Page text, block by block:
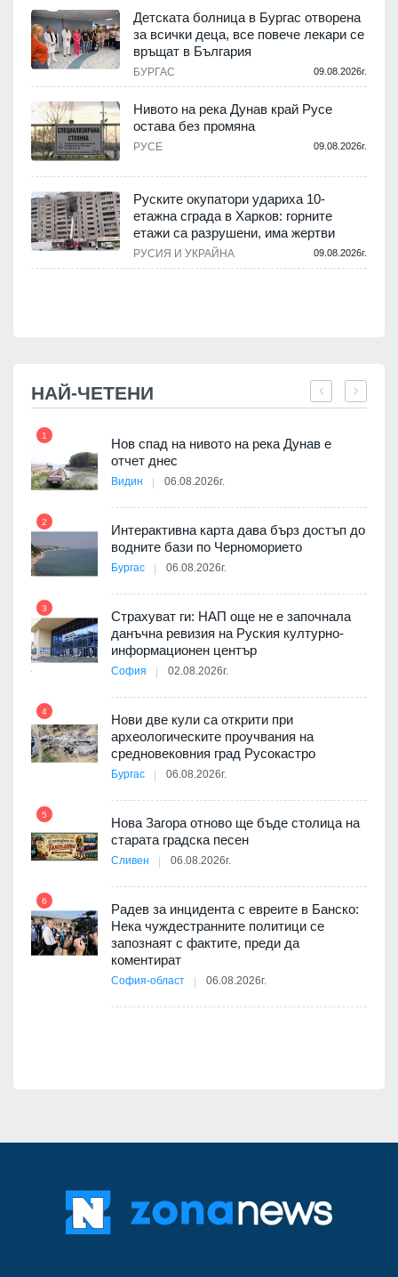
Детската болница в Бургас отворена
за всички деца, все повече лекари се
връщат в България
БУРГАС 09.08.2026г.
Нивото на река Дунав край Русе
остава без промяна
РУСЕ 09.08.2026г.
Руските окупатори удариха 10-
етажна сграда в Харков: горните
етажи са разрушени, има жертви
РУСИЯ И УКРАЙНА 09.08.2026г.
НАЙ-ЧЕТЕНИ
1
Нов спад на нивото на река Дунав е
отчет днес
Видин 06.08.2026г.
2
Интерактивна карта дава бърз достъп до
водните бази по Черноморието
Бургас 06.08.2026г.
3
Страхуват ги: НАП още не е започнала
данъчна ревизия на Руския културно-
информационен център
София 02.08.2026г.
4
Нови две кули са открити при
археологическите проучвания на
средновековния град Русокастро
Бургас 06.08.2026г.
5
Нова Загора отново ще бъде столица на
старата градска песен
Сливен 06.08.2026г.
6
Радев за инцидента с евреите в Банско:
Нека чуждестранните политици се
запознаят с фактите, преди да
коментират
София-област 06.08.2026г.